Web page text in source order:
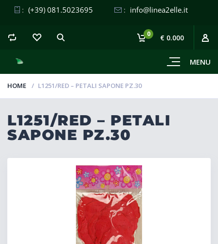
: (+39) 081.5023695 : info@linea2elle.it
MENU
0 € 0.000
HOME L1251/RED – PETALI SAPONE PZ.30
L1251/RED – PETALI
SAPONE PZ.30